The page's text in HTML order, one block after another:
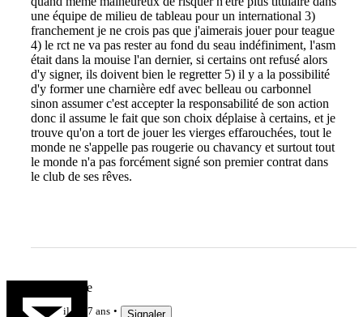
une équipe de milieu de tableau pour un international 3)
franchement je ne crois pas que j'aimerais jouer pour teague
4) le rct ne va pas rester au fond du seau indéfiniment, l'asm
était dans la mouise l'an dernier, si certains ont refusé alors
d'y signer, ils doivent bien le regretter 5) il y a la possibilité
d'y former une charnière edf avec belleau ou carbonnel
sinon assumer c'est accepter la responsabilité de son action
donc il assume le fait que son choix déplaise à certains, et je
trouve qu'on a tort de jouer les vierges effarouchées, tout le
monde ne s'appelle pas rougerie ou chavancy et surtout tout
le monde n'a pas forcément signé son premier contrat dans
le club de ses rêves.
LaGuiguille
il y a 7 ans Signaler